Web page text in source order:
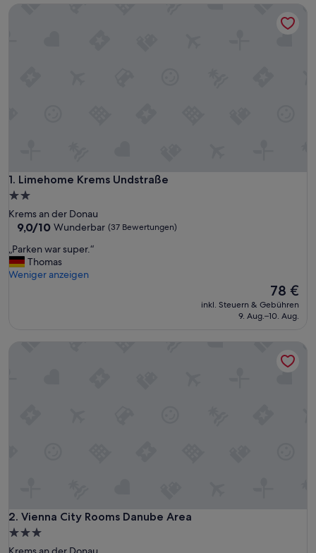
1. Limehome Krems Undstraße
Limehome Krems Undstraße
2.0-
Sterne-
Unterkunft
Krems an der Donau
9.0
10,
Wunderbar,
(37
9,0/10 Wunderbar (37 Bewertungen)
P
a
„Parken war super.“
Thomas
Weniger anzeigen
Der
Preis
beträgt
78 €
inkl. Steuern & Gebühren
9. Aug.–10. Aug.
2. Vienna City Rooms Danube Area
Vienna City Rooms Danube Area
3.0-
Sterne-